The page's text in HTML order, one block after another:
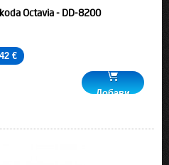
Octavia - DD-8200
€
Добави